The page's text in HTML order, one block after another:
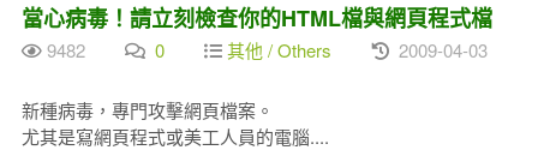
當心病毒！請立刻檢查你的HTML檔與網頁程式檔
9482 0 其他 / Others 2009-04-03
新種病毒，專門攻擊網頁檔案。
尤其是寫網頁程式或美工人員的電腦....